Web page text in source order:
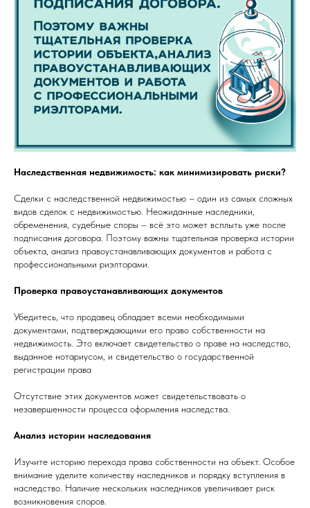
Наследственная недвижимость: как минимизировать риски?
Сделки с наследственной недвижимостью – один из самых сложных
видов сделок с недвижимостью. Неожиданные наследники,
обременения, судебные споры – всё это может всплыть уже после
подписания договора. Поэтому важны тщательная проверка истории
объекта, анализ правоустанавливающих документов и работа с
профессиональными риэлторами.
Проверка правоустанавливающих документов
Убедитесь, что продавец обладает всеми необходимыми
документами, подтверждающими его право собственности на
недвижимость. Это включает свидетельство о праве на наследство,
выданное нотариусом, и свидетельство о государственной
регистрации права
Отсутствие этих документов может свидетельствовать о
незавершенности процесса оформления наследства.
Анализ истории наследования
Изучите историю перехода права собственности на объект. Особое
внимание уделите количеству наследников и порядку вступления в
наследство. Наличие нескольких наследников увеличивает риск
возникновения споров.